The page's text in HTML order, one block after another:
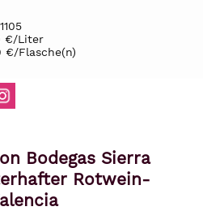
€/Liter
€/Flasche(n)
Bodegas Sierra
Rotwein-